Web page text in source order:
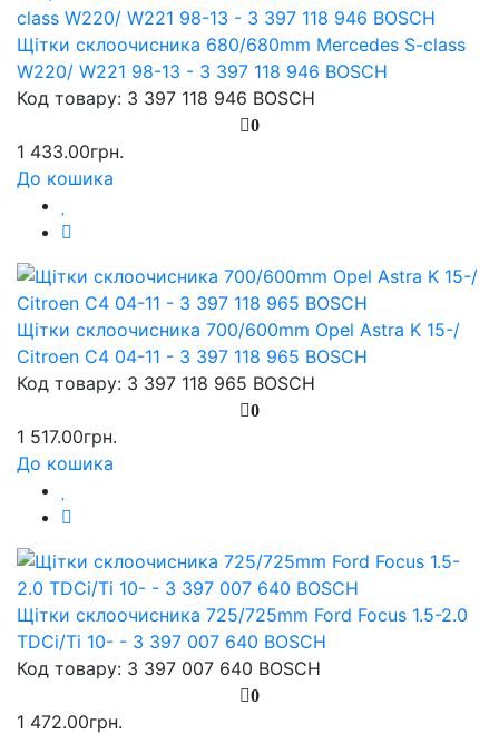
Щітки склоочисника 680/680mm Mercedes S-class
W220/ W221 98-13 - 3 397 118 946 BOSCH
Код товару: 3 397 118 946 BOSCH
0
1 433.00грн.
До кошика
Щітки склоочисника 700/600mm Opel Astra K 15-/
Citroen C4 04-11 - 3 397 118 965 BOSCH
Код товару: 3 397 118 965 BOSCH
0
1 517.00грн.
До кошика
Щітки склоочисника 725/725mm Ford Focus 1.5-2.0
TDCi/Ti 10- - 3 397 007 640 BOSCH
Код товару: 3 397 007 640 BOSCH
0
1 472.00грн.